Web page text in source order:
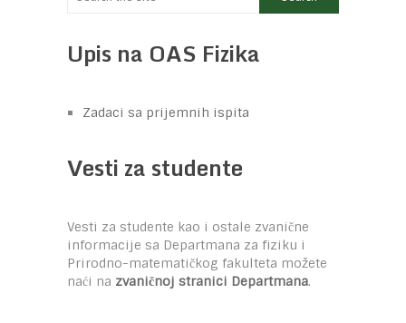
Upis na OAS Fizika
Zadaci sa prijemnih ispita
Vesti za studente
Vesti za studente kao i ostale zvanične
informacije sa Departmana za fiziku i
Prirodno-matematičkog fakulteta možete
naći na zvaničnoj stranici Departmana.